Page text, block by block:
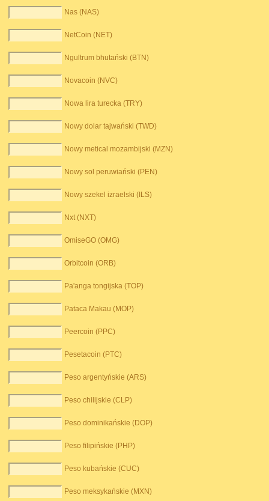
Nas (NAS)
NetCoin (NET)
Ngultrum bhutański (BTN)
Novacoin (NVC)
Nowa lira turecka (TRY)
Nowy dolar tajwański (TWD)
Nowy metical mozambijski (MZN)
Nowy sol peruwiański (PEN)
Nowy szekel izraelski (ILS)
Nxt (NXT)
OmiseGO (OMG)
Orbitcoin (ORB)
Pa'anga tongijska (TOP)
Pataca Makau (MOP)
Peercoin (PPC)
Pesetacoin (PTC)
Peso argentyńskie (ARS)
Peso chilijskie (CLP)
Peso dominikańskie (DOP)
Peso filipińskie (PHP)
Peso kubańskie (CUC)
Peso meksykańskie (MXN)